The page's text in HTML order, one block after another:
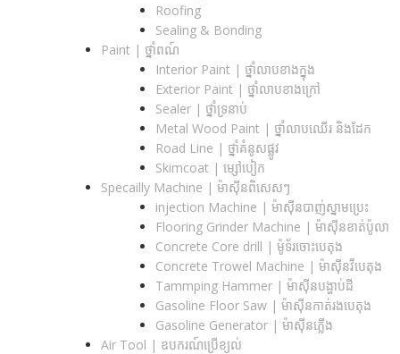
Roofing
Sealing & Bonding
Paint | ថ្នាំពណ៍
Interior Paint | ថ្នាំលាបខាងក្នុង
Exterior Paint | ថ្នាំលាបខាងក្រៅ
Sealer | ថ្នាំទ្រនាប់
Metal Wood Paint | ថ្នាំលាបឈើរ និងដែក
Road Line | ថ្នាំគំនូសផ្លូវ
Skimcoat | ម្សៅបៀក
Specailly Machine | ម៉ាស៊ីនពិសេសៗ
injection Machine | ម៉ាស៊ីនបាញ់ស្នាមប្រេះ
Flooring Grinder Machine | ម៉ាស៊ីនខាត់ប៉ូលា
Concrete Core drill | ម៉ូទ័រចោះបេតុង
Concrete Trowel Machine | ម៉ាស៊ីនវីបេតុង
Tammping Hammer | ម៉ាស៊ីនបង្ហាប់ដី
Gasoline Floor Saw | ម៉ាស៊ីនកាត់រងបេតុង
Gasoline Generator | ម៉ាស៊ីនភ្លើង
Air Tool | ឧបករណ៍ប្រើខ្យល់